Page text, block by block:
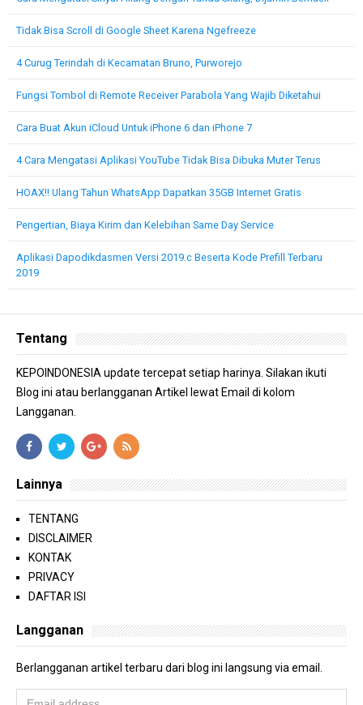
Tidak Bisa Scroll di Google Sheet Karena Ngefreeze
4 Curug Terindah di Kecamatan Bruno, Purworejo
Fungsi Tombol di Remote Receiver Parabola Yang Wajib Diketahui
Cara Buat Akun iCloud Untuk iPhone 6 dan iPhone 7
4 Cara Mengatasi Aplikasi YouTube Tidak Bisa Dibuka Muter Terus
HOAX!! Ulang Tahun WhatsApp Dapatkan 35GB Internet Gratis
Pengertian, Biaya Kirim dan Kelebihan Same Day Service
Aplikasi Dapodikdasmen Versi 2019.c Beserta Kode Prefill Terbaru
2019
Tentang
KEPOINDONESIA update tercepat setiap harinya. Silakan ikuti
Blog ini atau berlangganan Artikel lewat Email di kolom
Langganan.
Lainnya
TENTANG
DISCLAIMER
KONTAK
PRIVACY
DAFTAR ISI
Langganan
Berlangganan artikel terbaru dari blog ini langsung via email.